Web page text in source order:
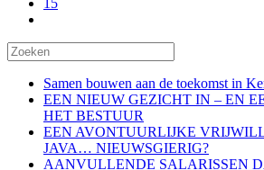
15
Samen bouwen aan de toekomst in
EEN NIEUW GEZICHT IN – EN
HET BESTUUR
EEN AVONTUURLIJKE
JAVA… NIEUWSGIERIG?
AANVULLENDE SALARISSEN